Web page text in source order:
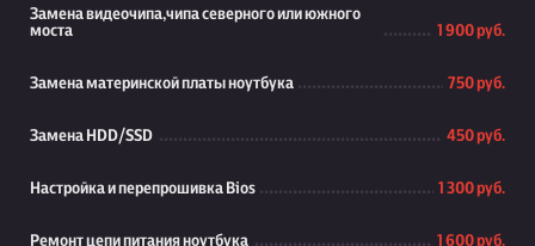
Замена видеочипа,чипа северного или южного
моста
1 900 руб.
Замена материнской платы ноутбука 750 руб.
Замена HDD/SSD 450 руб.
Настройка и перепрошивка Bios 1 300 руб.
Ремонт цепи питания ноутбука 1 600 руб.